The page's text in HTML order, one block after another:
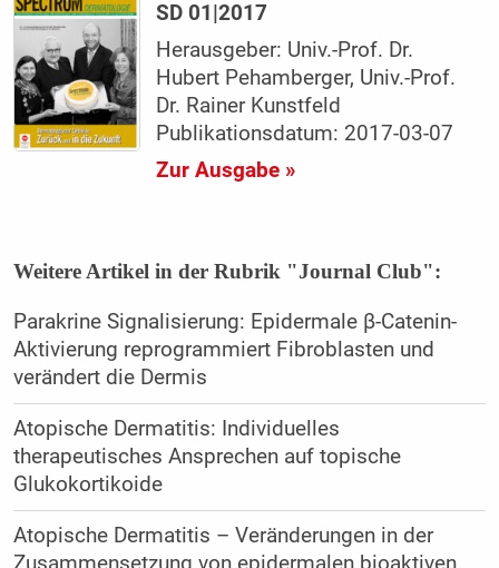
SD 01|2017
Herausgeber: Univ.-Prof. Dr.
Hubert Pehamberger, Univ.-Prof.
Dr. Rainer Kunstfeld
Publikationsdatum: 2017-03-07
Zur Ausgabe »
Weitere Artikel in der Rubrik "Journal Club":
Parakrine Signalisierung: Epidermale β-Catenin-
Aktivierung ­reprogrammiert Fibroblasten und
verändert die Dermis
Atopische Dermatitis: Individuelles
therapeutisches Ansprechen auf topische
Glukokortikoide
Atopische Dermatitis – Veränderungen in der